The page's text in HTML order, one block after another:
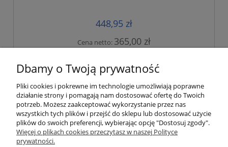
448,95 zł
Cena netto: 365,00 zł
« 1 2 3 »
Informacje
Dbamy o Twoją prywatność
Pliki cookies i pokrewne im technologie umożliwiają poprawne
działanie strony i pomagają nam dostosować ofertę do Twoich
potrzeb. Możesz zaakceptować wykorzystanie przez nas
wszystkich tych plików i przejść do sklepu lub dostosować użycie
plików do swoich preferencji, wybierając opcję "Dostosuj zgody".
Więcej o plikach cookies przeczytasz w naszej Polityce
prywatności.